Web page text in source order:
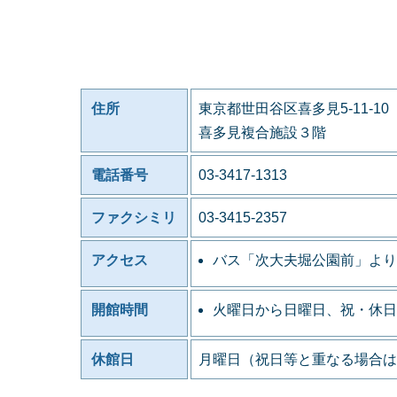
住所
東京都世田谷区喜多見5-11-10
喜多見複合施設３階
電話番号 03-3417-1313
ファクシミリ 03-3415-2357
アクセス バス「次大夫堀公園前」よ
開館時間 火曜日から日曜日、祝・休
休館日 月曜日（祝日等と重なる場合